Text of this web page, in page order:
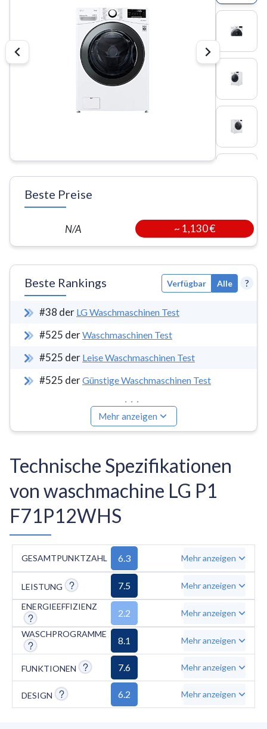
Beste Preise
N/A ~ 1,130 €
Beste Rankings Verfügbar Alle ?
#38 der LG Waschmaschinen Test
#525 derWaschmaschinen Test
#525 der Leise Waschmaschinen Test
#525 derGünstige Waschmaschinen Test
...
Mehr anzeigen
Technische Spezifikationen
von waschmachine LG P1
F71P12WHS
GESAMTPUNKTZAHL 6.3 Mehr anzeigen
LEISTUNG 7.5 Mehr anzeigen
ENERGIEEFFIZIENZ
2.2 Mehr anzeigen
WASCHPROGRAMME
8.1 Mehr anzeigen
FUNKTIONEN 7.6 Mehr anzeigen
DESIGN 6.2 Mehr anzeigen